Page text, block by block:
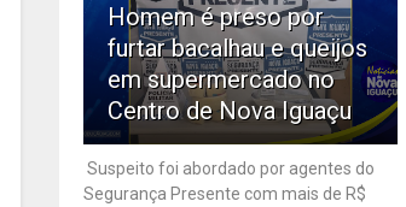
Homem é preso por
furtar bacalhau e queijos
em supermercado no
Centro de Nova Iguaçu
Suspeito foi abordado por agentes do
Segurança Presente com mais de R$